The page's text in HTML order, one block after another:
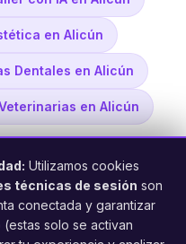
en Alicún
Dentales en Alicún
en Alicún
Utilizamos cookies
técnicas de sesión son
conectada y garantizar
solo se activan